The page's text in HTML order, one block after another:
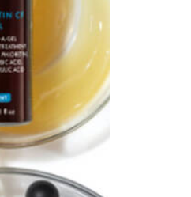
2 échantillons offerts
pour toute commande
TYPE DE PEAU
Peau sèche